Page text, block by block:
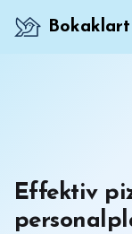
Bokaklart
Effektiv